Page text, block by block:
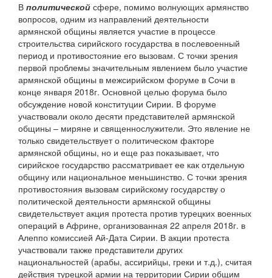
В политической сфере, помимо волнующих армянство
вопросов, одним из направлений деятельности
армянской общины является участие в процессе
строительства сирийского государства в послевоенный
период и противостояние его вызовам. С точки зрения
первой проблемы значительным явлением было участие
армянской общины в межсирийском форуме в Сочи в
конце января 2018г. Основной целью форума было
обсуждение новой конституции Сирии. В форуме
участвовали около десяти представителей армянской
общины – миряне и священнослужители. Это явление не
только свидетельствует о политическом факторе
армянской общины, но и еще раз показывает, что
сирийское государство рассматривает ее как отдельную
общину или национальное меньшинство. С точки зрения
противостояния вызовам сирийскому государству о
политической деятельности армянской общины
свидетельствует акция протеста против турецких военных
операций в Африне, организованная 22 апреля 2018г. в
Алеппо комиссией Ай-Дата Сирии. В акции протеста
участвовали также представители других
национальностей (арабы, ассирийцы, греки и т.д.), считая
действия турецкой армии на территории Сирии общим